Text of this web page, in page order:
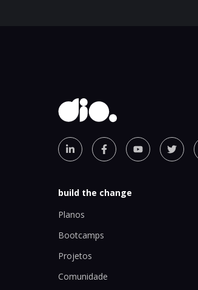
build the change
Planos
Bootcamps
Projetos
Comunidade